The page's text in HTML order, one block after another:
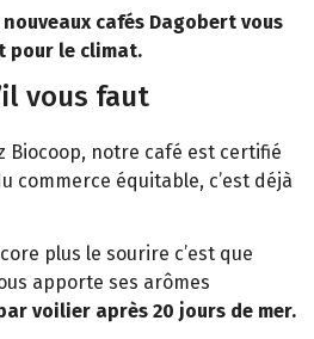
cafés Dagobert vous
pour le climat.
vous faut
Biocoop, notre café est certifié
commerce équitable, c’est déjà
plus le sourire c’est que
apporte ses arômes
voilier après 20 jours de mer.